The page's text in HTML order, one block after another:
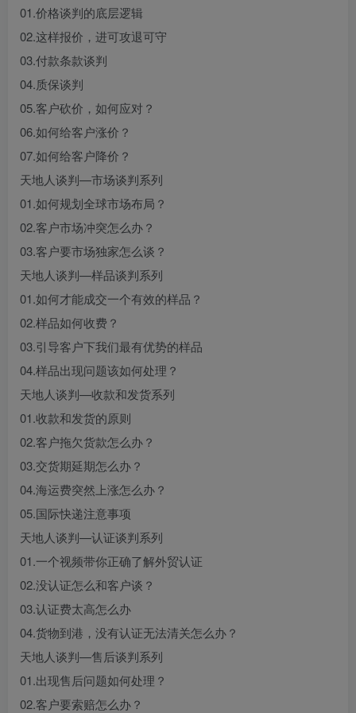
01.价格谈判的底层逻辑
02.这样报价，进可攻退可守
03.付款条款谈判
04.质保谈判
05.客户砍价，如何应对？
06.如何给客户涨价？
07.如何给客户降价？
天地人谈判—市场谈判系列
01.如何规划全球市场布局？
02.客户市场冲突怎么办？
03.客户要市场独家怎么谈？
天地人谈判—样品谈判系列
01.如何才能成交一个有效的样品？
02.样品如何收费？
03.引导客户下我们最有优势的样品
04.样品出现问题该如何处理？
天地人谈判—收款和发货系列
01.收款和发货的原则
02.客户拖欠货款怎么办？
03.交货期延期怎么办？
04.海运费突然上涨怎么办？
05.国际快递注意事项
天地人谈判—认证谈判系列
01.一个视频带你正确了解外贸认证
02.没认证怎么和客户谈？
03.认证费太高怎么办
04.货物到港，没有认证无法清关怎么办？
天地人谈判—售后谈判系列
01.出现售后问题如何处理？
02.客户要索赔怎么办？